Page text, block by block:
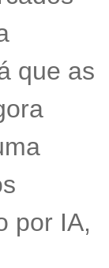
que as
por IA,